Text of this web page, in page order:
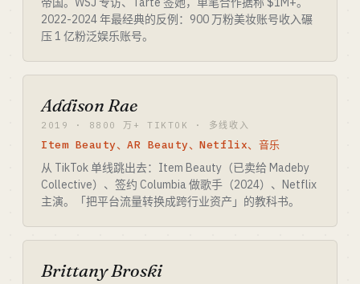
2022-2024 年最经典的反例：900 万粉美妆账号收入碾
压 1 亿粉泛娱乐账号。
Addison Rae
2019 · 8800 万+ TIKTOK · 多线收入
Item Beauty、AR Beauty、Netflix、音乐
从 TikTok 单线跳出去：Item Beauty（已卖给 Madeby
Collective）、签约 Columbia 做歌手（2024）、Netflix
主演。「把平台流量转换成跨行业资产」的教科书。
Brittany Broski